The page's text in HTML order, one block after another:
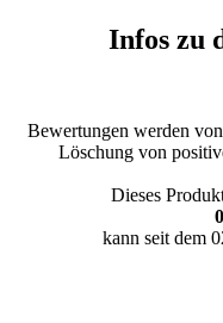
Infos zu
Bewertungen werden
Löschung von
Dieses
kann seit dem